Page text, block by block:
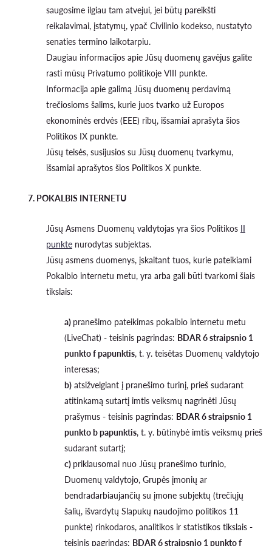
saugosime ilgiau tam atvejui, jei būtų pareikšti
reikalavimai, įstatymų, ypač Civilinio kodekso, nustatyto
senaties termino laikotarpiu.
Daugiau informacijos apie Jūsų duomenų gavėjus galite
rasti mūsų Privatumo politikoje VIII punkte.
Informacija apie galimą Jūsų duomenų perdavimą
trečiosioms šalims, kurie juos tvarko už Europos
ekonominės erdvės (EEE) ribų, išsamiai aprašyta šios
Politikos IX punkte.
Jūsų teisės, susijusios su Jūsų duomenų tvarkymu,
išsamiai aprašytos šios Politikos X punkte.
7. POKALBIS INTERNETU
Jūsų Asmens Duomenų valdytojas yra šios Politikos II
punkte nurodytas subjektas.
Jūsų asmens duomenys, įskaitant tuos, kurie pateikiami
Pokalbio internetu metu, yra arba gali būti tvarkomi šiais
tikslais:
a) pranešimo pateikimas pokalbio internetu metu
(LiveChat) - teisinis pagrindas: BDAR 6 straipsnio 1
punkto f papunktis, t. y. teisėtas Duomenų valdytojo
interesas;
b) atsižvelgiant į pranešimo turinį, prieš sudarant
atitinkamą sutartį imtis veiksmų nagrinėti Jūsų
prašymus - teisinis pagrindas: BDAR 6 straipsnio 1
punkto b papunktis, t. y. būtinybė imtis veiksmų prieš
sudarant sutartį;
c) priklausomai nuo Jūsų pranešimo turinio,
Duomenų valdytojo, Grupės įmonių ar
bendradarbiaujančių su įmone subjektų (trečiųjų
šalių, išvardytų Slapukų naudojimo politikos 11
punkte) rinkodaros, analitikos ir statistikos tikslais -
teisinis pagrindas: BDAR 6 straipsnio 1 punkto f